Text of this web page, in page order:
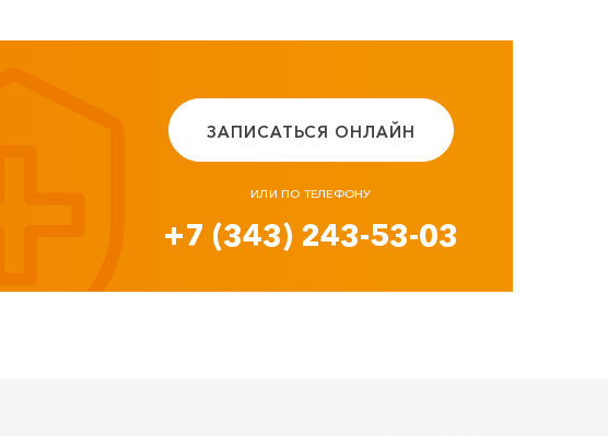
ЗАПИСАТЬСЯ ОНЛАЙН
ИЛИ ПО ТЕЛЕФОНУ
+7 (343) 243-53-03